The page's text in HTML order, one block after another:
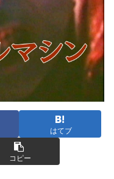
はてブ
コピー